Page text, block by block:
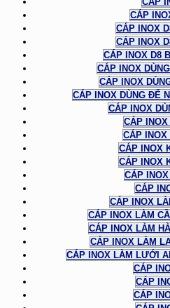
CÁP
CÁP INOX
CÁP INOX
CÁP INOX D8
CÁP INOX
CÁP INOX
CÁP INOX DÙNG ĐỂ
CÁP INOX
CÁP
CÁP INOX
CÁP INOX
CÁP INOX
CÁP
CÁP
CÁP INOX
CÁP INOX LÀM
CÁP INOX LÀM
CÁP INOX LÀM
CÁP INOX LÀM LƯỚI
CÁP
CÁP
CÁP